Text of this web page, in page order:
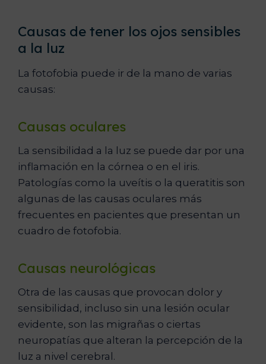
Causas de tener los ojos sensibles
a la luz
La fotofobia puede ir de la mano de varias
causas:
Causas oculares
La sensibilidad a la luz se puede dar por una
inflamación en la córnea o en el iris.
Patologías como la uveítis o la queratitis son
algunas de las causas oculares más
frecuentes en pacientes que presentan un
cuadro de fotofobia.
Causas neurológicas
Otra de las causas que provocan dolor y
sensibilidad, incluso sin una lesión ocular
evidente, son las migrañas o ciertas
neuropatías que alteran la percepción de la
luz a nivel cerebral.